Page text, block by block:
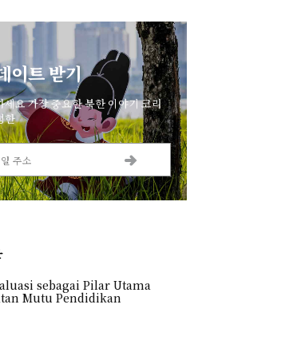
이트 받기
세요 가장 중요한 북한 이야기 코리
한
sebagai Pilar Utama
Mutu Pendidikan